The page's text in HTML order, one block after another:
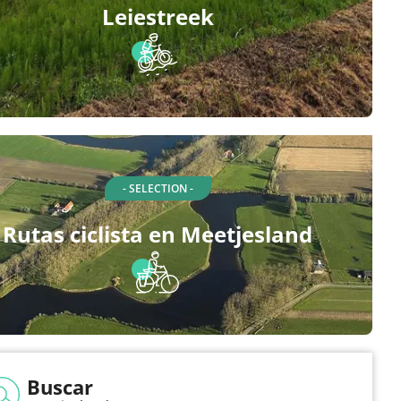
Leiestreek
- SELECTION -
Rutas ciclista en Meetjesland
Buscar